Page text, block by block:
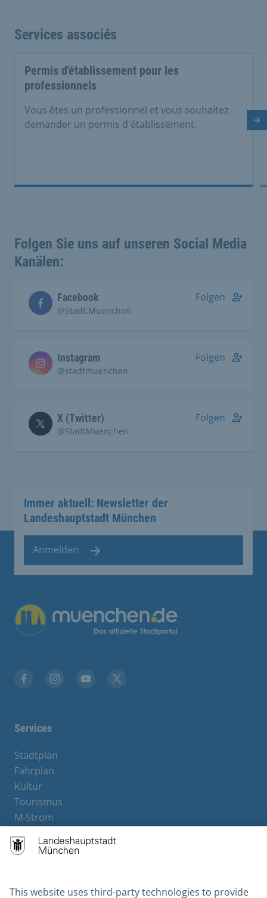
Services associés
Permis d'établissement pour les
professionnels
Vous êtes un professionnel et vous souhaitez
demander un permis d'établissement.
Folgen Sie uns auf unseren Social Media
Kanälen:
Facebook
@Stadt.Muenchen
Folgen
Instagram
@stadtmuenchen
Folgen
X (Twitter)
@StadtMuenchen
Folgen
Immer aktuell: Newsletter der
Landeshauptstadt München
Anmelden
Übergreifende Links
Services
Stadtplan
Fahrplan
Kultur
Tourismus
M-Strom
Hotels
Contact